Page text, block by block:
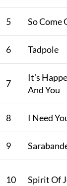
5 So Come
6 Tadpole
7
It’s
And You
8 I Need
9
10 Spirit Of